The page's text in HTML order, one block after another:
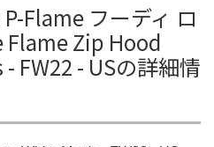
Flame フーディ ロ
Flame Zip Hood
FW22 - USの詳細情